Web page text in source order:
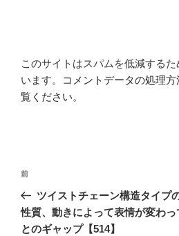
このサイトはスパムを低減する
います。
コメントデータの処理
覧ください。
投
ナ
ビ
前
の
投
稿
前
ツイストチェーン構造タイプ
性質、動きによって表情が変わ
とのギャップ【514】